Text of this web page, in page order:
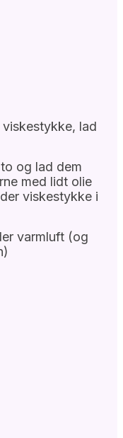
lad
og lad dem
med lidt olie
viskestykke i
varmluft (og